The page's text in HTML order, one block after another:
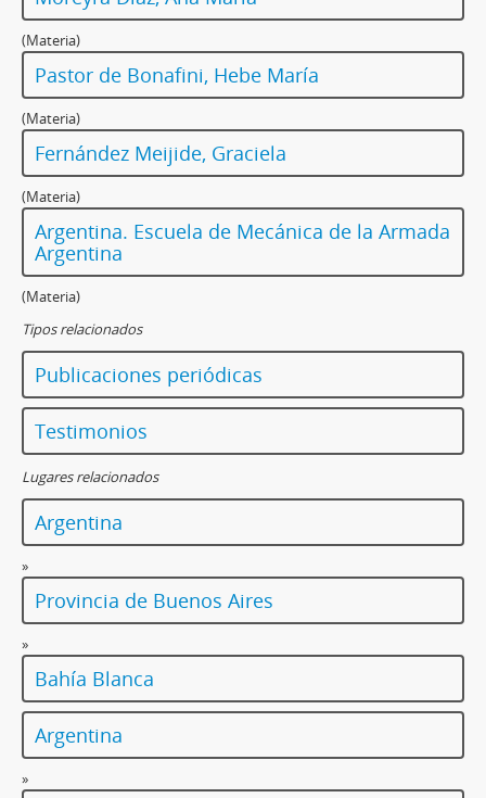
(Materia)
Pastor de Bonafini, Hebe María
(Materia)
Fernández Meijide, Graciela
(Materia)
Argentina. Escuela de Mecánica de la Armada
Argentina
(Materia)
Tipos relacionados
Publicaciones periódicas
Testimonios
Lugares relacionados
Argentina
»
Provincia de Buenos Aires
»
Bahía Blanca
Argentina
»